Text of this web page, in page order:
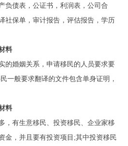
负债表，公证书，利润表，公司合
社保单，审计报告，评估报告，学历
料
婚姻关系，申请移民的人员要求要
一般要求翻译的文件包含单身证明，
料
有生意移民、投资移民、企业家移
金，并且要有投资项目;其中投资移民